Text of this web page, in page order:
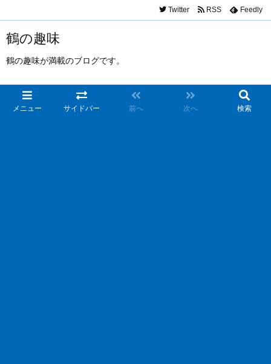
鶴の趣味
鶴の趣味が満載のブログです。
メニュー サイドバー 前へ 次へ 検索
Twitter RSS Feedly